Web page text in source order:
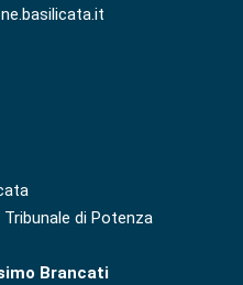
di Potenza
Brancati